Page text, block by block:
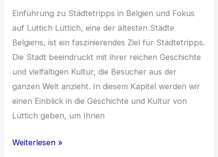
Einführung zu Städtetripps in Belgien und Fokus
auf Lüttich Lüttich, eine der ältesten Städte
Belgiens, ist ein faszinierendes Ziel für Städtetripps.
Die Stadt beeindruckt mit ihrer reichen Geschichte
und vielfältigen Kultur, die Besucher aus der
ganzen Welt anzieht. In diesem Kapitel werden wir
einen Einblick in die Geschichte und Kultur von
Lüttich geben, um Ihnen
Entdecke
Weiterlesen »